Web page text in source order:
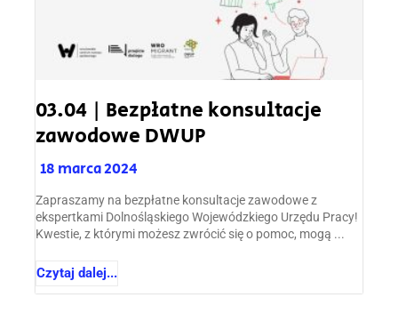
03.04 | Bezpłatne konsultacje
zawodowe DWUP
18 marca 2024
Zapraszamy na bezpłatne konsultacje zawodowe z
ekspertkami Dolnośląskiego Wojewódzkiego Urzędu Pracy!
Kwestie, z którymi możesz zwrócić się o pomoc, mogą ...
Czytaj dalej...